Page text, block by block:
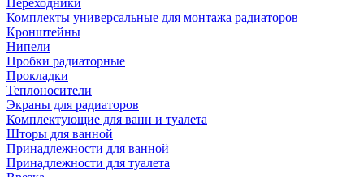
Переходники
Комплекты универсальные для монтажа радиаторов
Кронштейны
Нипели
Пробки радиаторные
Прокладки
Теплоносители
Экраны для радиаторов
Комплектующие для ванн и туалета
Шторы для ванной
Принадлежности для ванной
Принадлежности для туалета